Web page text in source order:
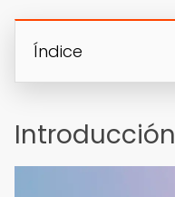
Índice
Introducción